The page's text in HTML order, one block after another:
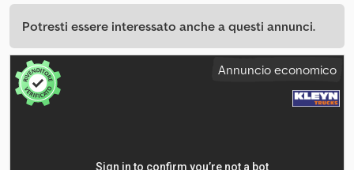
Potresti essere interessato anche a questi annunci.
Annuncio economico